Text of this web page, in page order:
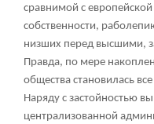
сравнимой с
собственности,
низших перед высшими,
Правда, по мере
общества становилась
Наряду с застойностью
централизованной